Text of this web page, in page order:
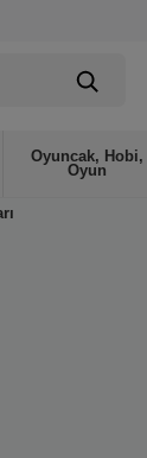
Oyuncak, Hobi,
Oyun